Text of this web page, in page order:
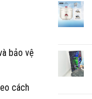
bảo vệ
cách